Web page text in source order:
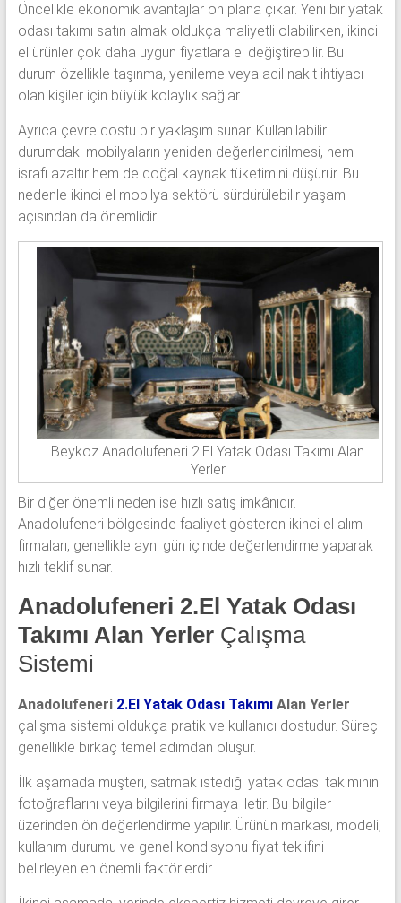
Öncelikle ekonomik avantajlar ön plana çıkar. Yeni bir yatak
odası takımı satın almak oldukça maliyetli olabilirken, ikinci
el ürünler çok daha uygun fiyatlara el değiştirebilir. Bu
durum özellikle taşınma, yenileme veya acil nakit ihtiyacı
olan kişiler için büyük kolaylık sağlar.
Ayrıca çevre dostu bir yaklaşım sunar. Kullanılabilir
durumdaki mobilyaların yeniden değerlendirilmesi, hem
israfı azaltır hem de doğal kaynak tüketimini düşürür. Bu
nedenle ikinci el mobilya sektörü sürdürülebilir yaşam
açısından da önemlidir.
Beykoz Anadolufeneri 2.El Yatak Odası Takımı Alan
Yerler
Bir diğer önemli neden ise hızlı satış imkânıdır.
Anadolufeneri bölgesinde faaliyet gösteren ikinci el alım
firmaları, genellikle aynı gün içinde değerlendirme yaparak
hızlı teklif sunar.
Anadolufeneri 2.El Yatak Odası
Takımı Alan YerlerÇalışma
Sistemi
Anadolufeneri 2.El Yatak Odası TakımıAlan Yerler
çalışma sistemi oldukça pratik ve kullanıcı dostudur. Süreç
genellikle birkaç temel adımdan oluşur.
İlk aşamada müşteri, satmak istediği yatak odası takımının
fotoğraflarını veya bilgilerini firmaya iletir. Bu bilgiler
üzerinden ön değerlendirme yapılır. Ürünün markası, modeli,
kullanım durumu ve genel kondisyonu fiyat teklifini
belirleyen en önemli faktörlerdir.